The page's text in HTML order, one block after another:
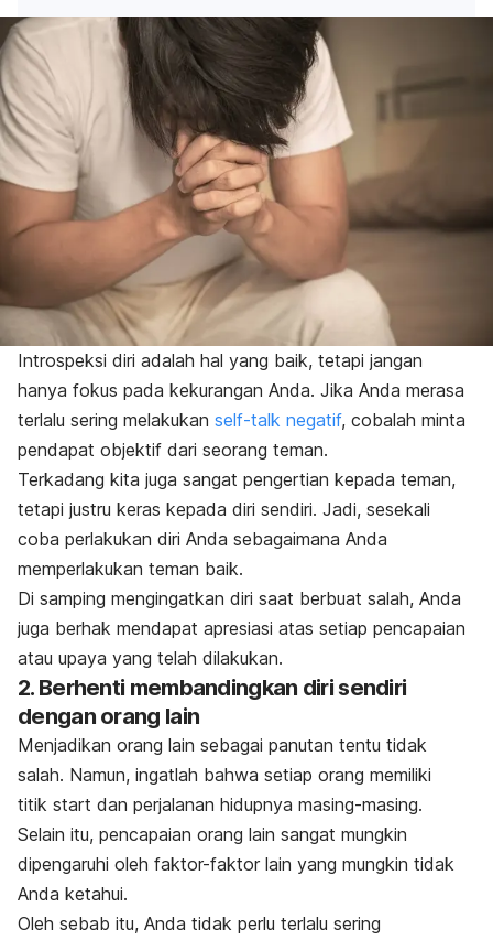
Introspeksi diri adalah hal yang baik, tetapi jangan
hanya fokus pada kekurangan Anda. Jika Anda merasa
terlalu sering melakukan self-talk negatif, cobalah minta
pendapat objektif dari seorang teman.
Terkadang kita juga sangat pengertian kepada teman,
tetapi justru keras kepada diri sendiri. Jadi, sesekali
coba perlakukan diri Anda sebagaimana Anda
memperlakukan teman baik.
Di samping mengingatkan diri saat berbuat salah, Anda
juga berhak mendapat apresiasi atas setiap pencapaian
atau upaya yang telah dilakukan.
2. Berhenti membandingkan diri sendiri
dengan orang lain
Menjadikan orang lain sebagai panutan tentu tidak
salah. Namun, ingatlah bahwa setiap orang memiliki
titik start dan perjalanan hidupnya masing-masing.
Selain itu, pencapaian orang lain sangat mungkin
dipengaruhi oleh faktor-faktor lain yang mungkin tidak
Anda ketahui.
Oleh sebab itu, Anda tidak perlu terlalu sering